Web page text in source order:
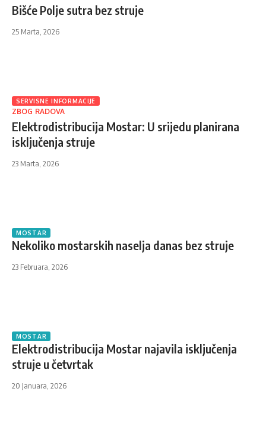
Bišće Polje sutra bez struje
25 Marta, 2026
SERVISNE INFORMACIJE
ZBOG RADOVA
Elektrodistribucija Mostar: U srijedu planirana
isključenja struje
23 Marta, 2026
MOSTAR
Nekoliko mostarskih naselja danas bez struje
23 Februara, 2026
MOSTAR
Elektrodistribucija Mostar najavila isključenja
struje u četvrtak
20 Januara, 2026